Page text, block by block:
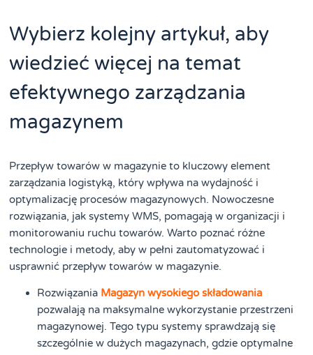
Wybierz kolejny artykuł, aby
wiedzieć więcej na temat
efektywnego zarządzania
magazynem
Przepływ towarów w magazynie to kluczowy element
zarządzania logistyką, który wpływa na wydajność i
optymalizację procesów magazynowych. Nowoczesne
rozwiązania, jak systemy WMS, pomagają w organizacji i
monitorowaniu ruchu towarów. Warto poznać różne
technologie i metody, aby w pełni zautomatyzować i
usprawnić przepływ towarów w magazynie.
Rozwiązania Magazyn wysokiego składowania
pozwalają na maksymalne wykorzystanie przestrzeni
magazynowej. Tego typu systemy sprawdzają się
szczególnie w dużych magazynach, gdzie optymalne